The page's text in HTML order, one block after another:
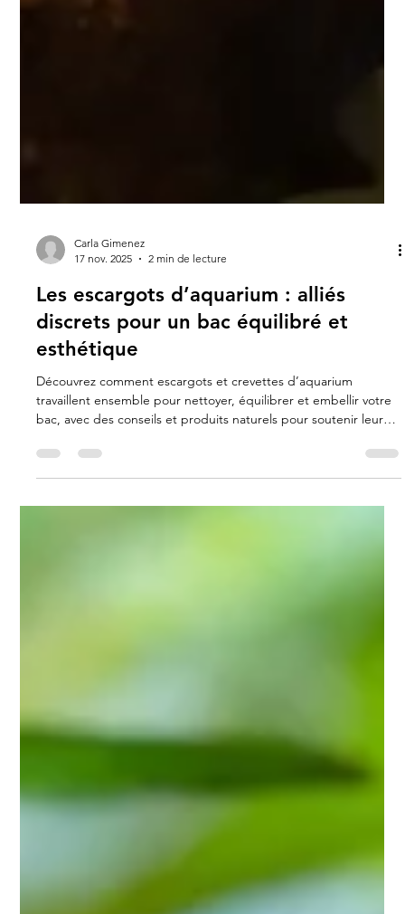
2 min de lecture
Les escargots d’aquarium : alliés
discrets pour un bac équilibré et
esthétique
Découvrez comment escargots et crevettes d’aquarium
travaillent ensemble pour nettoyer, équilibrer et embellir votre
bac, avec des conseils et produits naturels pour soutenir leur